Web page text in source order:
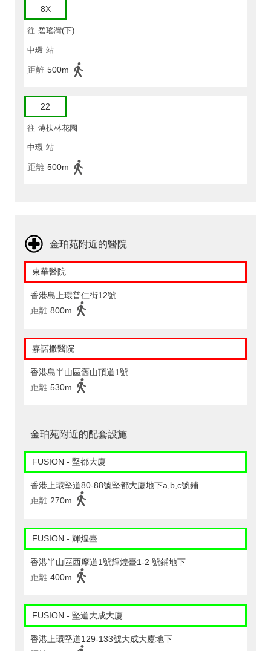
8X
往 碧瑤灣(下)
中環 站
距離 500m
22
往 薄扶林花園
中環 站
距離 500m
金珀苑附近的醫院
東華醫院
香港島上環普仁街12號
距離 800m
嘉諾撒醫院
香港島半山區舊山頂道1號
距離 530m
金珀苑附近的配套設施
FUSION - 堅都大廈
香港上環堅道80-88號堅都大廈地下a,b,c號鋪
距離 270m
FUSION - 輝煌臺
香港半山區西摩道1號輝煌臺1-2 號鋪地下
距離 400m
FUSION - 堅道大成大廈
香港上環堅道129-133號大成大廈地下